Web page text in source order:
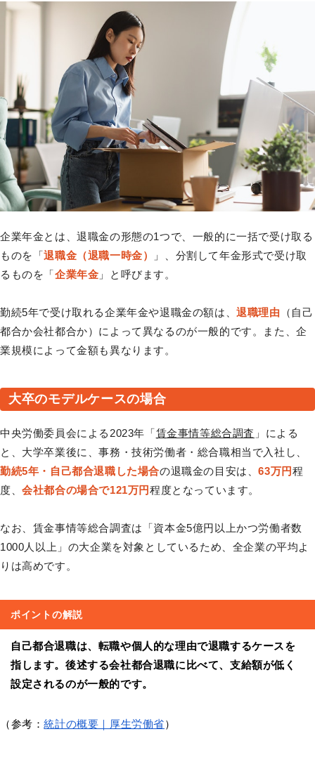
企業年金とは、退職金の形態の1つで、一般的に一括で受け取る
ものを「退職金（退職一時金）
」、分割して年金形式で受け取
るものを「企業年金 」と呼びます。
勤続5年で受け取れる企業年金や退職金の額は、退職理由 （自己
都合か会社都合か）によって異なるのが一般的です。また、企
業規模によって金額も異なります。
大卒のモデルケースの場合
中央労働委員会による2023年「賃金事情等総合調査 」による
と、大学卒業後に、事務・技術労働者・総合職相当で入社し、
勤続5年・自己都合退職した場合の退職金の目安は、63万円程
度、会社都合の場合で121万円程度となっています。
なお、賃金事情等総合調査は「資本金5億円以上かつ労働者数
1000人以上」の大企業を対象としているため、全企業の平均よ
りは高めです。
ポイントの解説
自己都合退職は、転職や個人的な理由で退職するケースを
指します。後述する会社都合退職に比べて、支給額が低く
設定されるのが一般的です。
（参考：統計の概要｜厚生労働省）